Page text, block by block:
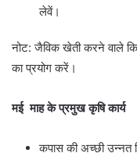
लेवें।
नोट: जैविक खेती करने वाले
का प्रयोग करें।
मई माह के प्रमुख कृषि कार्य
कपास की अच्छी उन्नत